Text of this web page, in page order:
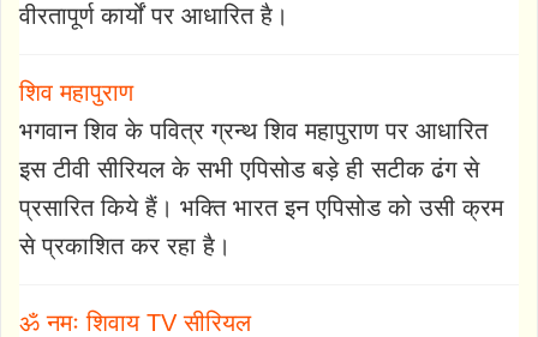
वीरतापूर्ण कार्यों पर आधारित है।
शिव महापुराण
भगवान शिव के पवित्र ग्रन्थ शिव महापुराण पर आधारित
इस टीवी सीरियल के सभी एपिसोड बड़े ही सटीक ढंग से
प्रसारित किये हैं। भक्ति भारत इन एपिसोड को उसी क्रम
से प्रकाशित कर रहा है।
ॐ नमः शिवाय TV सीरियल